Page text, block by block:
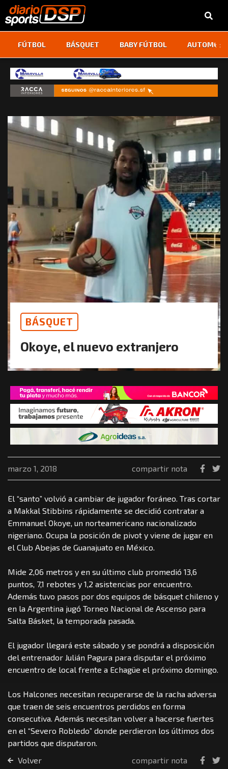
FÚTBOL BÁSQUET BABY FÚTBOL ‹ ›
BÁSQUET
Okoye, el nuevo extranjero
marzo 1, 2018 compartir nota
El “santo” volvió a cambiar de jugador foráneo. Tras cortar
a Makkal Stibbins rápidamente se decidió contratar a
Emmanuel Okoye, un norteamericano nacionalizado
nigeriano. Ocupa la posición de pivot y viene de jugar en
el Club Abejas de Guanajuato en México.
Mide 2,06 metros y en su último club promedió 13,6
puntos, 7,1 rebotes y 1,2 asistencias por encuentro.
Además tuvo pasos por dos equipos de básquet chileno y
en la Argentina jugó Torneo Nacional de Ascenso para
Salta Básket, la temporada pasada.
El jugador llegará este sábado y se pondrá a disposición
del entrenador Julián Pagura para disputar el próximo
encuentro de local frente a Echagüe el próximo domingo.
Los Halcones necesitan recuperarse de la racha adversa
que traen de seis encuentros perdidos en forma
consecutiva. Además necesitan volver a hacerse fuertes
en el “Severo Robledo” donde perdieron los últimos dos
partidos que disputaron.
Volver
compartir nota